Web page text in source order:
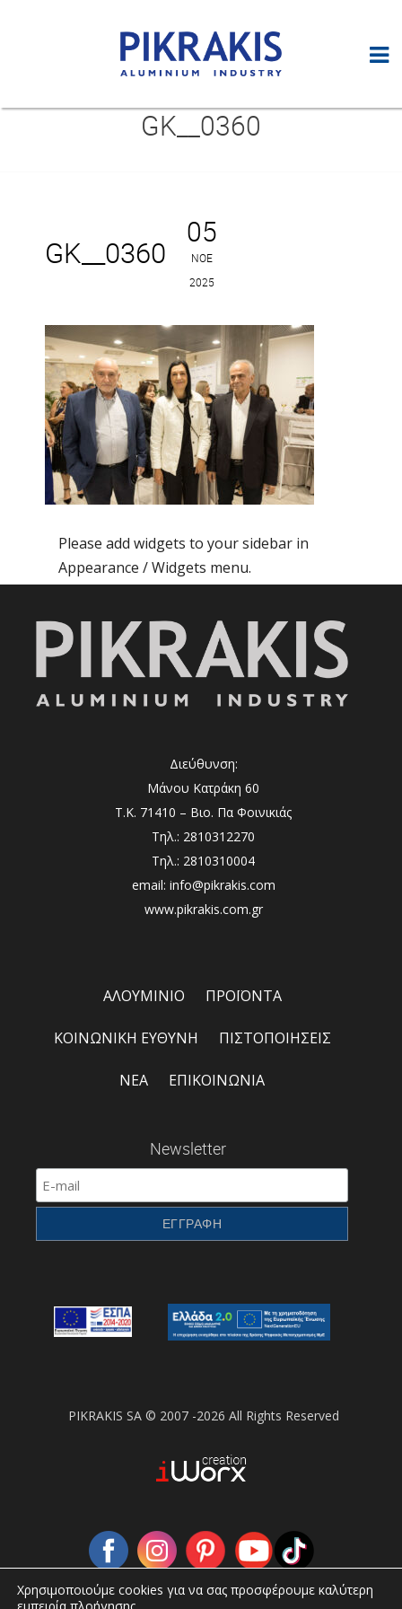
GK__0360
05
ΝΟΈ
2025
GK__0360
Please add widgets to your sidebar in
Appearance / Widgets menu.
Διεύθυνση:
Μάνου Κατράκη 60
Τ.Κ. 71410 – Βιο. Πα Φοινικιάς
Τηλ.: 2810312270
Τηλ.: 2810310004
email: info@pikrakis.com
www.pikrakis.com.gr
ΑΛΟΥΜΙΝΙΟ ΠΡΟΪΟΝΤΑ
ΚΟΙΝΩΝΙΚΗ ΕΥΘΥΝΗ ΠΙΣΤΟΠΟΙΗΣΕΙΣ
ΝΕΑ ΕΠΙΚΟΙΝΩΝΙΑ
Newsletter
PIKRAKIS SA © 2007 -2026 All Rights Reserved
Χρησιμοποιούμε cookies για να σας προσφέρουμε καλύτερη